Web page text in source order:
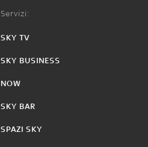
Servizi:
SKY TV
SKY BUSINESS
NOW
SKY BAR
SPAZI SKY